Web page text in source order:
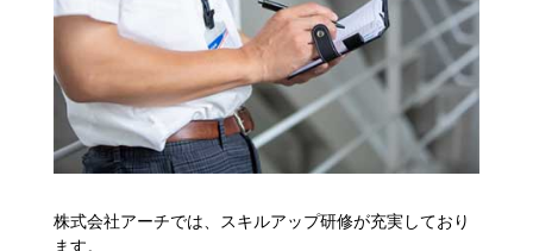
株式会社アーチでは、スキルアップ研修が充実しており
ます。